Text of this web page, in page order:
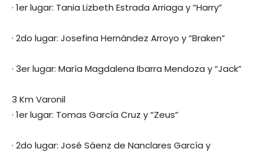
· 1er lugar: Tania Lizbeth Estrada Arriaga y “Harry”
· 2do lugar: Josefina Hernández Arroyo y “Braken”
· 3er lugar: María Magdalena Ibarra Mendoza y “Jack”
3 Km Varonil
· 1er lugar: Tomas García Cruz y “Zeus”
· 2do lugar: José Sáenz de Nanclares García y